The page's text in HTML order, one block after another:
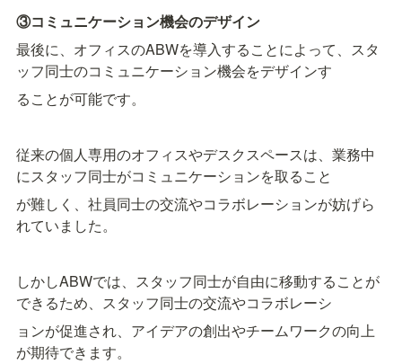
③コミュニケーション機会のデザイン
最後に、オフィスのABWを導入することによって、スタ
ッフ同士のコミュニケーション機会をデザインす
ることが可能です。
従来の個人専用のオフィスやデスクスペースは、業務中
にスタッフ同士がコミュニケーションを取ること
が難しく、社員同士の交流やコラボレーションが妨げら
れていました。
しかしABWでは、スタッフ同士が自由に移動することが
できるため、スタッフ同士の交流やコラボレーシ
ョンが促進され、アイデアの創出やチームワークの向上
が期待できます。